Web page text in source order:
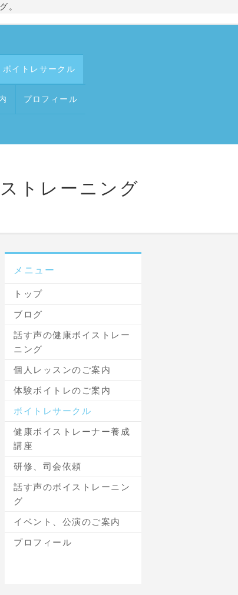
。
ボイトレサークル
プロフィール
トレーニング
メニュー
トップ
ブログ
話す声の健康ボイストレー
ニング
個人レッスンのご案内
体験ボイトレのご案内
ボイトレサークル
健康ボイストレーナー養成
講座
研修、司会依頼
話す声のボイストレーニン
グ
イベント、公演のご案内
プロフィール